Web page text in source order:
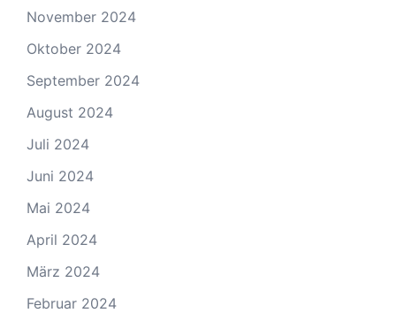
November 2024
Oktober 2024
September 2024
August 2024
Juli 2024
Juni 2024
Mai 2024
April 2024
März 2024
Februar 2024